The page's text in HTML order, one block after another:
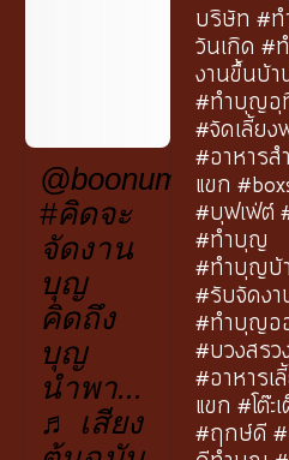
@boonumpar.th
#คิดจะ
จัดงาน
บุญ
คิดถึง
บุญ
นำพา...
♬ เสียง
บริษัท #
วันเกิด #
งานขึ้นบ้า
#ทำบุญอุ
#จัดเลี้ยง
#อาหารส
แขก
#บุฟเฟ่ต์
#ทำบุญ
#ทำบุญบ้
#รับจัดง
#ทำบุญ
#บวงสรว
#อาหารเ
แขก #โต๊ะ
#ฤกษ์ดี